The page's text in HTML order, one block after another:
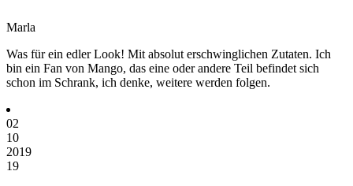
Marla
Was für ein edler Look! Mit absolut erschwinglichen Zutaten. Ich
bin ein Fan von Mango, das eine oder andere Teil befindet sich
schon im Schrank, ich denke, weitere werden folgen.
02
10
2019
19